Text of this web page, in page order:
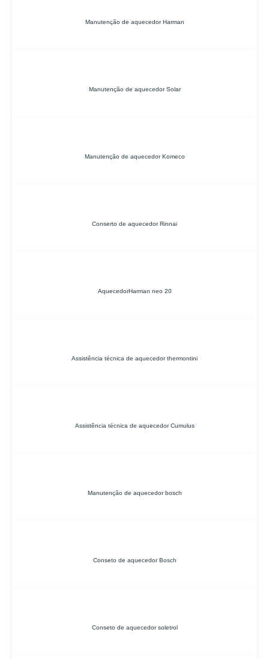
Manutenção de aquecedor Harman
Manutenção de aquecedor Solar
Manutenção de aquecedor Komeco
Conserto de aquecedor Rinnai
AquecedorHarman neo 20
Assistência técnica de aquecedor thermontini
Assistência técnica de aquecedor Cumulus
Manutenção de aquecedor bosch
Conseto de aquecedor Bosch
Conseto de aquecedor soletrol